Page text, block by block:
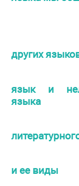
других
язык и
языка
и ее виды